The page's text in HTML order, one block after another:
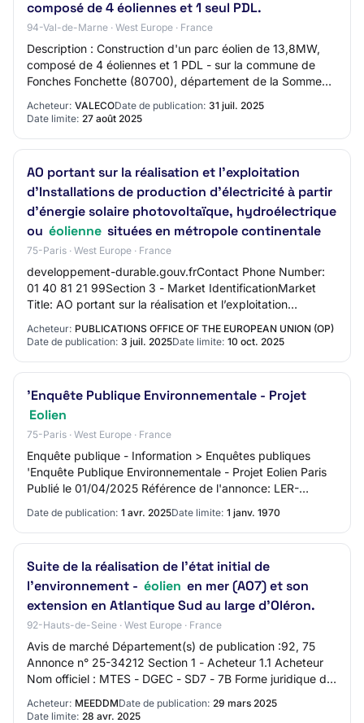
composé de 4 éoliennes et 1 seul PDL.
94-Val-de-Marne · West Europe · France
Description : Construction d'un parc éolien de 13,8MW,
composé de 4 éoliennes et 1 PDL - sur la commune de
Fonches Fonchette (80700), département de la Somme
Acheteur: VALECODate de publication: 31 juil. 2025
Date limite: 27 août 2025
AO portant sur la réalisation et l’exploitation
d’Installations de production d’électricité à partir
d’énergie solaire photovoltaïque, hydroélectrique
ou éolienne situées en métropole continentale
75-Paris · West Europe · France
developpement-durable.gouv.frContact Phone Number:
01 40 81 21 99Section 3 - Market IdentificationMarket
Title: AO portant sur la réalisation et l’exploitation
Acheteur: PUBLICATIONS OFFICE OF THE EUROPEAN UNION (OP)
Date de publication: 3 juil. 2025Date limite: 10 oct. 2025
'Enquête Publique Environnementale - Projet
Eolien
75-Paris · West Europe · France
Enquête publique - Information > Enquêtes publiques
'Enquête Publique Environnementale - Projet Eolien Paris
Publié le 01/04/2025 Référence de l'annonce: LER-
Date de publication: 1 avr. 2025Date limite: 1 janv. 1970
Suite de la réalisation de l'état initial de
l'environnement - éolien en mer (AO7) et son
extension en Atlantique Sud au large d'Oléron.
92-Hauts-de-Seine · West Europe · France
Avis de marché Département(s) de publication :92, 75
Annonce n° 25-34212 Section 1 - Acheteur 1.1 Acheteur
Nom officiel : MTES - DGEC - SD7 - 7B Forme juridique de
Acheteur: MEEDDMDate de publication: 29 mars 2025
Date limite: 28 avr. 2025